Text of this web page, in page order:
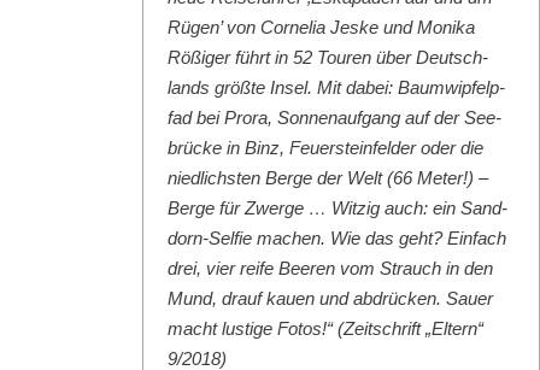
Rügen’ von Cor­nelia Jeske und Moni­ka
Rößiger führt in 52 Touren über Deutsch­
lands größte Insel. Mit dabei: Baumwipfelp­
fad bei Pro­ra, Son­nenauf­gang auf der See­
brücke in Binz, Feuer­ste­in­felder oder die
niedlich­sten Berge der Welt (66 Meter!) –
Berge für Zwerge … Witzig auch: ein Sand­
dorn-Self­ie machen. Wie das geht? Ein­fach
drei, vier reife Beeren vom Strauch in den
Mund, drauf kauen und abdrück­en. Sauer
macht lustige Fotos!“ (Zeitschrift „Eltern“
9/2018)